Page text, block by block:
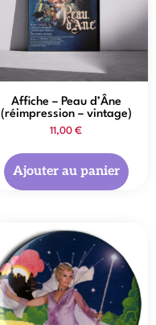
Affiche – Peau d’Âne
(réimpression – vintage)
11,00 €
Ajouter au panier